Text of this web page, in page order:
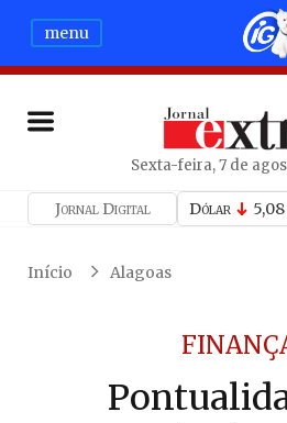
menu
Sexta-feira, 7 de
Jornal Digital Dólar 5,08
Início Alagoas